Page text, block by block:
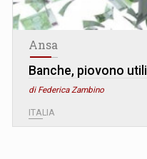
Ansa
Banche, piovono utili
di Federica Zambino
ITALIA